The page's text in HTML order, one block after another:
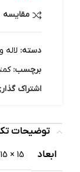
مقایسه
دسته: لاله
برچسب: کمتر از 12
اشتراک
توضیحات
ابعاد
15 × 15 سانتیمتر